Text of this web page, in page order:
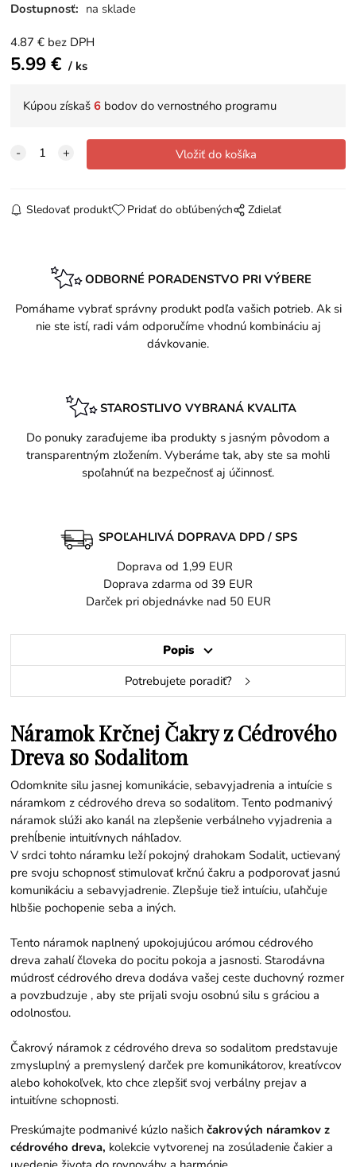
Dostupnosť: na sklade
4.87 € bez DPH
5.99€ ks
Kúpou získaš6 bodov do vernostného programu
Sledovať produkt Pridať do obľúbených Zdielať
ODBORNÉ PORADENSTVO PRI VÝBERE
Pomáhame vybrať správny produkt podľa vašich potrieb. Ak si
nie ste istí, radi vám odporučíme vhodnú kombináciu aj
dávkovanie.
STAROSTLIVO VYBRANÁ KVALITA
Do ponuky zaraďujeme iba produkty s jasným pôvodom a
transparentným zložením. Vyberáme tak, aby ste sa mohli
spoľahnúť na bezpečnosť aj účinnosť.
SPOĽAHLIVÁ DOPRAVA DPD / SPS
Doprava od 1,99 EUR
Doprava zdarma od 39 EUR
Darček pri objednávke nad 50 EUR
Popis
Potrebujete poradiť?
Náramok Krčnej Čakry z Cédrového
Dreva so Sodalitom
Odomknite silu jasnej komunikácie, sebavyjadrenia a intuície s
náramkom z cédrového dreva so sodalitom. Tento podmanivý
náramok slúži ako kanál na zlepšenie verbálneho vyjadrenia a
prehĺbenie intuitívnych náhľadov.
V srdci tohto náramku leží pokojný drahokam Sodalit, uctievaný
pre svoju schopnosť stimulovať krčnú čakru a podporovať jasnú
komunikáciu a sebavyjadrenie. Zlepšuje tiež intuíciu, uľahčuje
hlbšie pochopenie seba a iných.
Tento náramok naplnený upokojujúcou arómou cédrového
dreva zahalí človeka do pocitu pokoja a jasnosti. Starodávna
múdrosť cédrového dreva dodáva vašej ceste duchovný rozmer
a povzbudzuje , aby ste prijali svoju osobnú silu s gráciou a
odolnosťou.
Čakrový náramok z cédrového dreva so sodalitom predstavuje
zmysluplný a premyslený darček pre komunikátorov, kreatívcov
alebo kohokoľvek, kto chce zlepšiť svoj verbálny prejav a
intuitívne schopnosti.
Preskúmajte podmanivé kúzlo našich čakrových náramkov z
cédrového dreva, kolekcie vytvorenej na zosúladenie čakier a